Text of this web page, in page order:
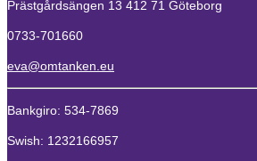
Prästgårdsängen 13 412 71 Göteborg
0733-701660
eva@omtanken.eu
Bankgiro: 534-7869
Swish: 1232166957